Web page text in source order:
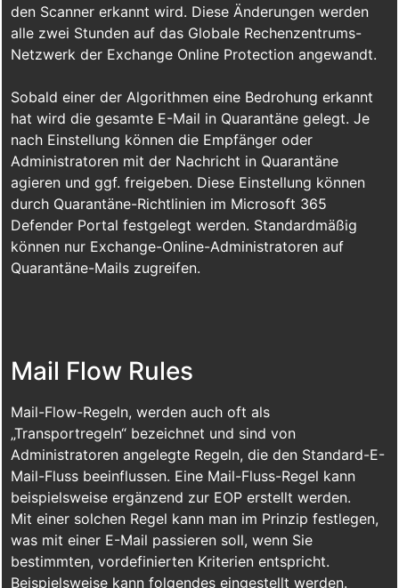
den Scanner erkannt wird. Diese Änderungen werden
alle zwei Stunden auf das Globale Rechenzentrums-
Netzwerk der Exchange Online Protection angewandt.
Sobald einer der Algorithmen eine Bedrohung erkannt
hat wird die gesamte E-Mail in Quarantäne gelegt. Je
nach Einstellung können die Empfänger oder
Administratoren mit der Nachricht in Quarantäne
agieren und ggf. freigeben. Diese Einstellung können
durch Quarantäne-Richtlinien im Microsoft 365
Defender Portal festgelegt werden. Standardmäßig
können nur Exchange-Online-Administratoren auf
Quarantäne-Mails zugreifen.
Mail Flow Rules
Mail-Flow-Regeln, werden auch oft als
„Transportregeln“ bezeichnet und sind von
Administratoren angelegte Regeln, die den Standard-E-
Mail-Fluss beeinflussen. Eine Mail-Fluss-Regel kann
beispielsweise ergänzend zur EOP erstellt werden.
Mit einer solchen Regel kann man im Prinzip festlegen,
was mit einer E-Mail passieren soll, wenn Sie
bestimmten, vordefinierten Kriterien entspricht.
Beispielsweise kann folgendes eingestellt werden.